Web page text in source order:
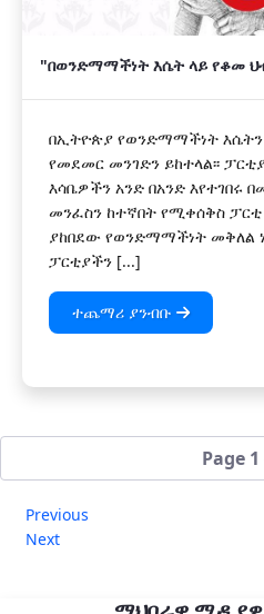
"በወንድማማችነት እሴት ላይ የቆመ
በኢትዮጵያ የወንድማማችነት
የመደመር መንገድን ይከተላል፡፡
እሳቤዎችን አንድ በአንድ እየተገበሩ
መንፈስን ከተኛበት የሚቀሰቅስ
ያከበደው የወንድማማችነት
ፓርቲያችን [...]
ተጨማሪ ያንብቡ
Page
Previous
Next